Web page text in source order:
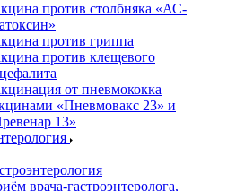
против столбняка «АС-
против гриппа
против клещевого
от пневмококка
«Пневмовакс 23» и
13»
врача-гастроэнтеролога,